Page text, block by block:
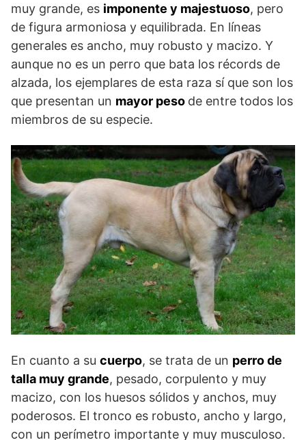
muy grande, es imponente y majestuoso, pero
de figura armoniosa y equilibrada. En líneas
generales es ancho, muy robusto y macizo. Y
aunque no es un perro que bata los récords de
alzada, los ejemplares de esta raza sí que son los
que presentan un mayor peso de entre todos los
miembros de su especie.
En cuanto a su cuerpo, se trata de un perro de
talla muy grande, pesado, corpulento y muy
macizo, con los huesos sólidos y anchos, muy
poderosos. El tronco es robusto, ancho y largo,
con un perímetro importante y muy musculoso.